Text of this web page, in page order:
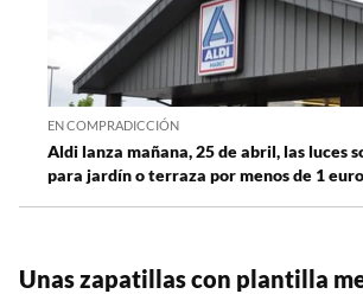
EN COMPRADICCIÓN
Aldi lanza mañana, 25 de abril, las luces
para jardín o terraza por menos de 1 euro
Unas zapatillas con plantilla